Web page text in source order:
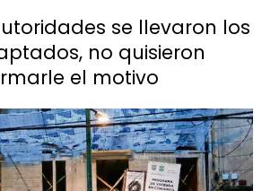
se llevaron los
no quisieron
el motivo